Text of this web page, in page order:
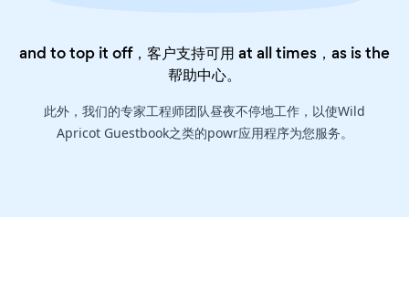
and to top it off，客户支持可用 at all times，as is the
帮助中心。
此外，我们的专家工程师团队昼夜不停地工作，以使Wild
Apricot Guestbook之类的powr应用程序为您服务。